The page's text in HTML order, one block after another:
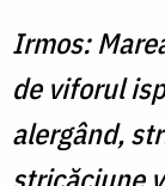
Irmos:
de viforul
alergând,